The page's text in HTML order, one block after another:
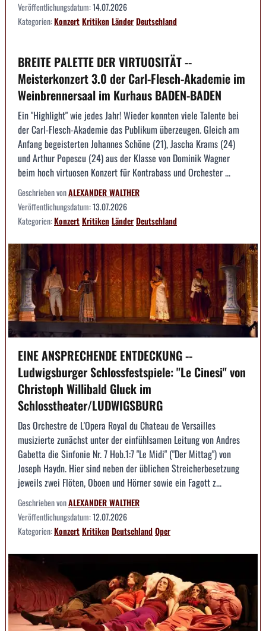
Veröffentlichungsdatum:14.07.2026
Kategorien:KonzertKritikenLänderDeutschland
BREITE PALETTE DER VIRTUOSITÄT --
Meisterkonzert 3.0 der Carl-Flesch-Akademie im
Weinbrennersaal im Kurhaus BADEN-BADEN
Ein "Highlight" wie jedes Jahr! Wieder konnten viele Talente bei
der Carl-Flesch-Akademie das Publikum überzeugen. Gleich am
Anfang begeisterten Johannes Schöne (21), Jascha Krams (24)
und Arthur Popescu (24) aus der Klasse von Dominik Wagner
beim hoch virtuosen Konzert für Kontrabass und Orchester ...
Geschrieben vonALEXANDER WALTHER
Veröffentlichungsdatum:13.07.2026
Kategorien:KonzertKritikenLänderDeutschland
EINE ANSPRECHENDE ENTDECKUNG --
Ludwigsburger Schlossfestspiele: "Le Cinesi" von
Christoph Willibald Gluck im
Schlosstheater/LUDWIGSBURG
Das Orchestre de L'Opera Royal du Chateau de Versailles
musizierte zunächst unter der einfühlsamen Leitung von Andres
Gabetta die Sinfonie Nr. 7 Hob.1:7 "Le Midi" ("Der Mittag") von
Joseph Haydn. Hier sind neben der üblichen Streicherbesetzung
jeweils zwei Flöten, Oboen und Hörner sowie ein Fagott z...
Geschrieben vonALEXANDER WALTHER
Veröffentlichungsdatum:12.07.2026
Kategorien:KonzertKritikenDeutschlandOper